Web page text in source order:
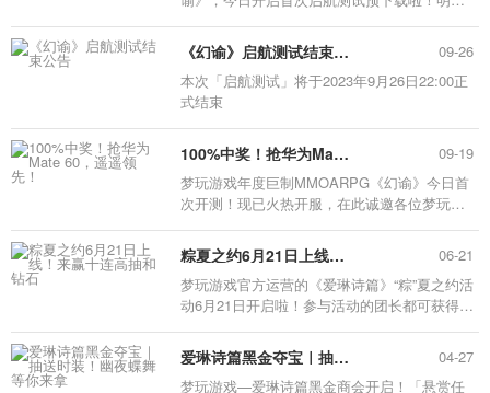
与活动即可免费获取3000+充值币（可直接代
替充值货币使用哦~），还可以参与抽取华为
Mate 60，百元京东卡、云手机体验券，爱琳诗
篇定制周边等好礼哦！
《幻谕》启航测试结束公告
09-26
本次「启航测试」将于2023年9月26日22:00正
式结束
100%中奖！抢华为Mate 60，遥遥领先！
09-19
梦玩游戏年度巨制MMOARPG《幻谕》今日首
次开测！现已火热开服，在此诚邀各位梦玩宝
为mate60、百元京东卡、爱琳精美周边等高额
奖励！遥遥领先！
粽夏之约6月21日上线！来赢十连高抽和钻石
06-21
梦玩游戏官方运营的《爱琳诗篇》“粽”夏之约活
动6月21日开启啦！参与活动的团长都可获得端
契约/钻石/突破石。
爱琳诗篇黑金夺宝｜抽送时装！幽夜蝶舞等你来拿
04-27
梦玩游戏—爱琳诗篇黑金商会开启！「悬赏任